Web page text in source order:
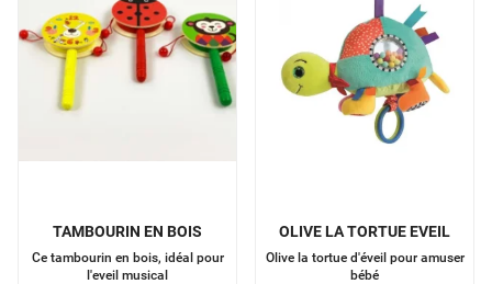
TAMBOURIN EN BOIS
Ce tambourin en bois, idéal pour
l'eveil musical
OLIVE LA TORTUE EVEIL
Olive la tortue d'éveil pour amuser
bébé